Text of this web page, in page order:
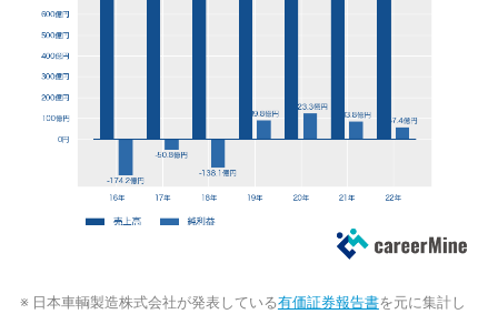
※ 日本車輌製造株式会社が発表している有価証券報告書を元に集計し